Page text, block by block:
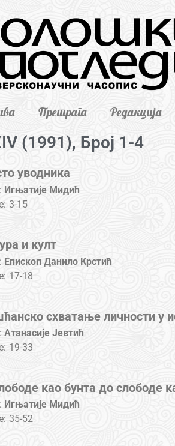
Претрага Редакција
(1991), Број 1-4
уводника
Игњатије Мидић
3-15
и култ
Епископ Данило Крстић
17-18
схватање личности у
Атанасије Јевтић
19-33
као бунта до слободе
Игњатије Мидић
35-52